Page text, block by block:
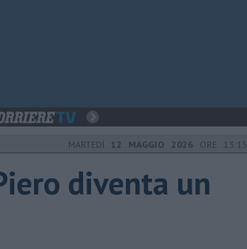
MARTEDÌ 12 MAGGIO 2026 ORE 13:15
diventa un